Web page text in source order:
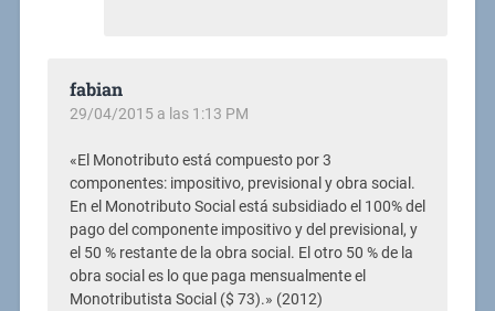
fabian
29/04/2015 a las 1:13 PM
«El Monotributo está compuesto por 3
componentes: impositivo, previsional y obra social.
En el Monotributo Social está subsidiado el 100% del
pago del componente impositivo y del previsional, y
el 50 % restante de la obra social. El otro 50 % de la
obra social es lo que paga mensualmente el
Monotributista Social ($ 73).» (2012)